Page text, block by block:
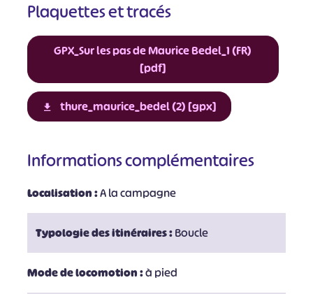
Plaquettes et tracés
GPX_Sur les pas de Maurice Bedel_1 (FR)
[pdf]
thure_maurice_bedel (2) [gpx]
Informations complémentaires
Localisation :A la campagne
Typologie des itinéraires :Boucle
Mode de locomotion :à pied